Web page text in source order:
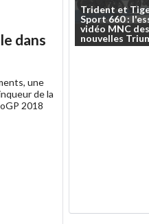
dans
une
de la
2018
Trident et
Sport660:
vidéo MNC des
nouvelles